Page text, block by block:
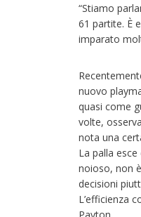
“Stiamo
61 partite. È
imparato
nuovo
quasi come
volte,
nota una
La palla
noioso, non
decisioni
L’efficienza